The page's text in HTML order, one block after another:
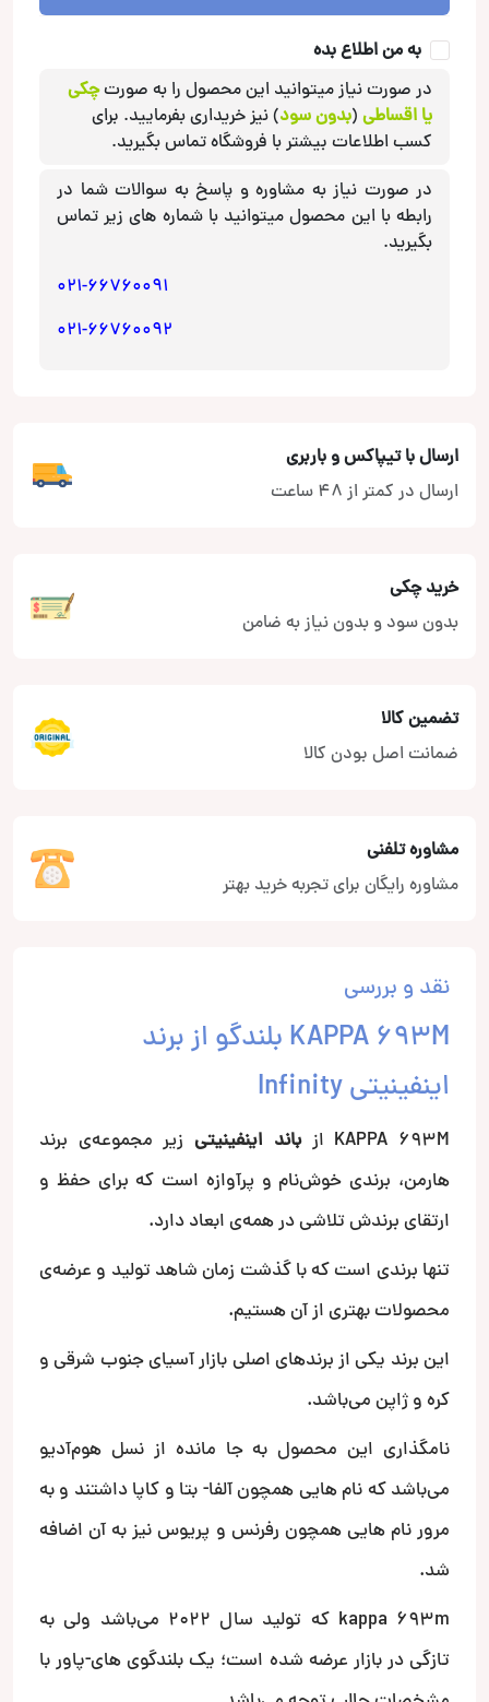
به من اطلاع بده
در صورت نیاز میتوانید این محصول را به صورتچکی
یا اقساطی (بدون سود) نیز خریداری بفرمایید. برای
کسب اطلاعات بیشتر با فروشگاه تماس بگیرید.
در صورت نیاز به مشاوره و پاسخ به سوالات شما در
رابطه با این محصول میتوانید با شماره های زیر تماس
بگیرید.
021-66760091
021-66760092
ارسال با تیپاکس و باربری
ارسال در کمتر از 48 ساعت
خرید چکی
بدون سود و بدون نیاز به ضامن
تضمین کالا
ضمانت اصل بودن کالا
مشاوره تلفنی
مشاوره رایگان برای تجربه خرید بهتر
نقد و بررسی
KAPPA 693M بلندگو از برند
اینفینیتی Infinity
KAPPA 693M از باند اینفینیتیزیر مجموعه‌ی برند
هارمن، برندی خوش‌نام و پرآوازه است که برای حفظ و
ارتقای برندش تلاشی در همه‌ی ابعاد دارد.
تنها برندی است که با گذشت زمان شاهد تولید و عرضه‌ی
محصولات بهتری از آن هستیم.
این برند یکی از برندهای اصلی بازار آسیای جنوب شرقی و
کره و ژاپن می‌باشد.
نامگذاری این محصول به جا مانده از نسل هوم‌آدیو
می‌باشد که نام هایی همچون آلفا- بتا و کاپا داشتند و به
مرور نام هایی همچون رفرنس و پریوس نیز به آن اضافه
شد.
kappa 693m که تولید سال 2022 می‌باشد ولی به
تازگی در بازار عرضه شده است؛ یک بلندگوی های-پاور با